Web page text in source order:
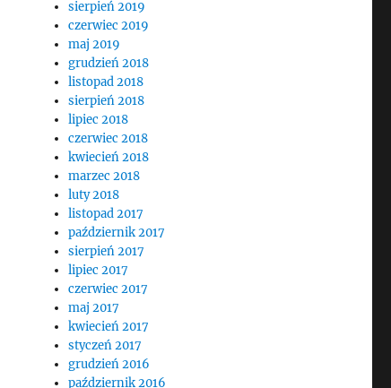
sierpień 2019
czerwiec 2019
maj 2019
grudzień 2018
listopad 2018
sierpień 2018
lipiec 2018
czerwiec 2018
kwiecień 2018
marzec 2018
luty 2018
listopad 2017
październik 2017
sierpień 2017
lipiec 2017
czerwiec 2017
maj 2017
kwiecień 2017
styczeń 2017
grudzień 2016
październik 2016